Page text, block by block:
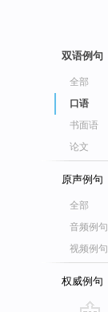
双语例句
全部
口语
书面语
论文
原声例句
全部
音频例句
视频例句
权威例句